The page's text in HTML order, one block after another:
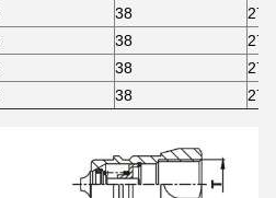
38
27
38
27
38
27
38
27